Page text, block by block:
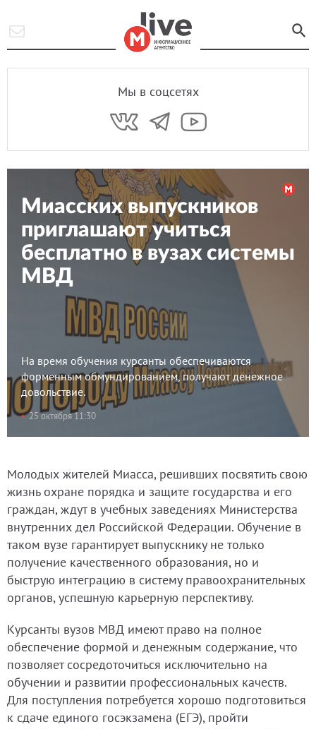
Мы в соцсетях
Миасских выпускников
приглашают учиться
бесплатно в вузах системы
МВД
На время обучения курсанты обеспечиваются
форменным обмундированием, получают денежное
довольствие.
25 октября 11:30
Молодых жителей Миасса, решивших посвятить свою
жизнь охране порядка и защите государства и его
граждан, ждут в учебных заведениях Министерства
внутренних дел Российской Федерации. Обучение в
таком вузе гарантирует выпускнику не только
получение качественного образования, но и
быструю интеграцию в систему правоохранительных
органов, успешную карьерную перспективу.
Курсанты вузов МВД имеют право на полное
обеспечение формой и денежным содержание, что
позволяет сосредоточиться исключительно на
обучении и развитии профессиональных качеств.
Для поступления потребуется хорошо подготовиться
к сдаче единого госэкзамена (ЕГЭ), пройти